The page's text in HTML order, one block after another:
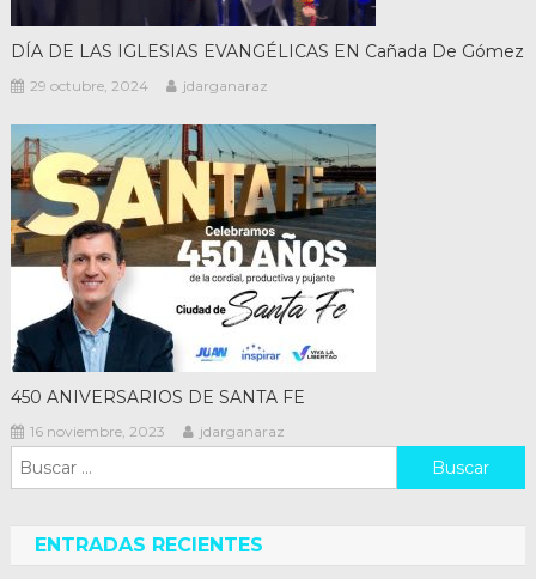
DÍA DE LAS IGLESIAS EVANGÉLICAS EN Cañada De Gómez
29 octubre, 2024 jdarganaraz
450 ANIVERSARIOS DE SANTA FE
16 noviembre, 2023 jdarganaraz
Buscar:
ENTRADAS RECIENTES